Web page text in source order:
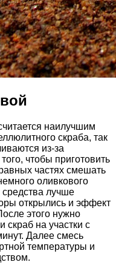
наилучшим
скраба, так
из-за
чтобы приготовить
частях смешать
оливкового
лучше
открылись и эффект
этого нужно
на участки с
Далее смесь
температуры и